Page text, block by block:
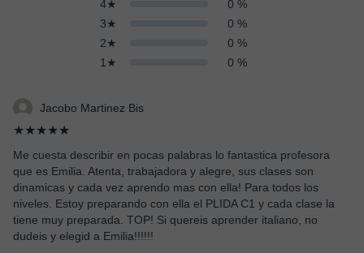
4★
0 %
3★
0 %
2★
0 %
1★
0 %
Jacobo Martinez Bis
★★★★★
Me cuesta describir en pocas palabras lo fantastica profesora
que es Emilia. Atenta, trabajadora y alegre, sus clases son
dinamicas y cada vez aprendo mas con ella! Para todos los
niveles. Estoy preparando con ella el PLIDA C1 y cada clase la
tiene muy preparada. TOP! Si quereis aprender italiano, no
dudeis y elegid a Emilia!!!!!!